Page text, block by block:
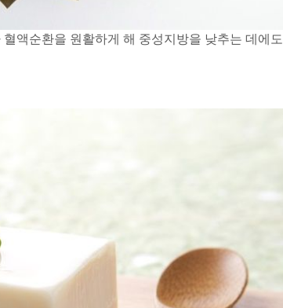
액순환을 원활하게 해 중성지방을 낮추는 데에도